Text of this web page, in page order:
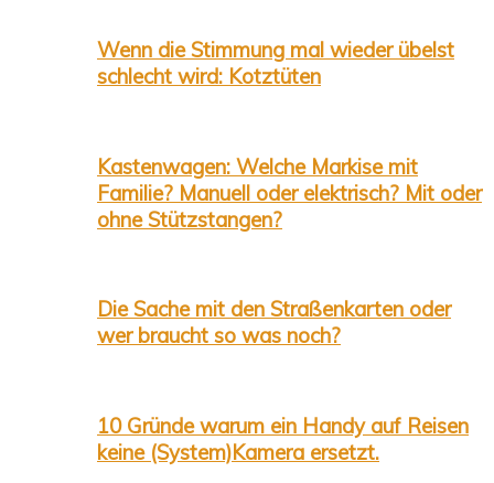
Wenn die Stimmung mal wieder übelst
schlecht wird: Kotztüten
Kastenwagen: Welche Markise mit
Familie? Manuell oder elektrisch? Mit oder
ohne Stützstangen?
Die Sache mit den Straßenkarten oder
wer braucht so was noch?
10 Gründe warum ein Handy auf Reisen
keine (System)Kamera ersetzt.